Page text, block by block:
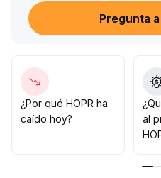
el riesgo de corrección en
Recomendación
10–0
12 USDT), se puede
dinámicamente los
loss; si el volumen es
Pregunta
¿Por qué HOPR ha
caído hoy?
al